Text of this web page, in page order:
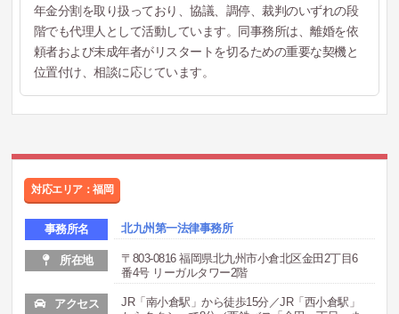
年金分割を取り扱っており、協議、調停、裁判のいずれの段
階でも代理人として活動しています。同事務所は、離婚を依
頼者および未成年者がリスタートを切るための重要な契機と
位置付け、相談に応じています。
対応エリア：福岡
事務所名 北九州第一法律事務所
所在地
〒803-0816 福岡県北九州市小倉北区金田2丁目6
番4号 リーガルタワー2階
アクセス
JR「南小倉駅」から徒歩15分／JR「西小倉駅」